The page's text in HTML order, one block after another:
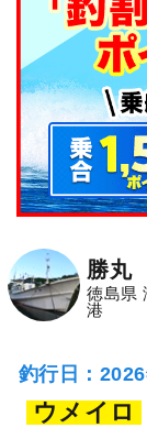
勝丸
徳島県
港
釣行日：
ウメイロ